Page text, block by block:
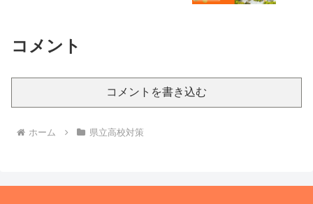
コメント
コメントを書き込む
ホーム 県立高校対策